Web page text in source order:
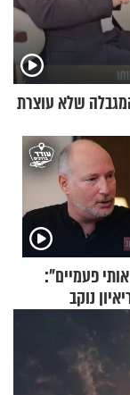
שלא עוצרת
פעמיים":
נוקב